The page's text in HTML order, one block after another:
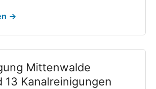
→
Mittenwalde
13 Kanalreinigungen